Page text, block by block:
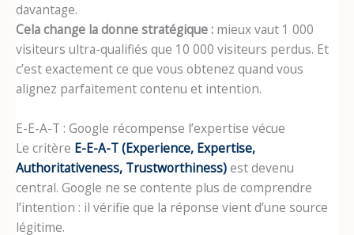
davantage.
Cela change la donne stratégique : mieux vaut 1 000
visiteurs ultra-qualifiés que 10 000 visiteurs perdus. Et
c’est exactement ce que vous obtenez quand vous
alignez parfaitement contenu et intention.
E-E-A-T : Google récompense l’expertise vécue
Le critère E-E-A-T (Experience, Expertise,
Authoritativeness, Trustworthiness)est devenu
central. Google ne se contente plus de comprendre
l’intention : il vérifie que la réponse vient d’une source
légitime.